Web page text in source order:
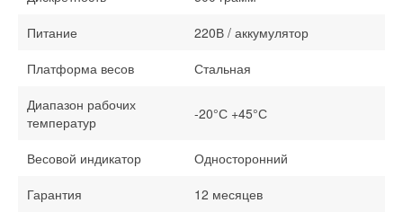
Питание
220В / аккумулятор
Платформа весов
Стальная
Диапазон рабочих
температур
-20°С +45°С
Весовой индикатор
Односторонний
Гарантия
12 месяцев